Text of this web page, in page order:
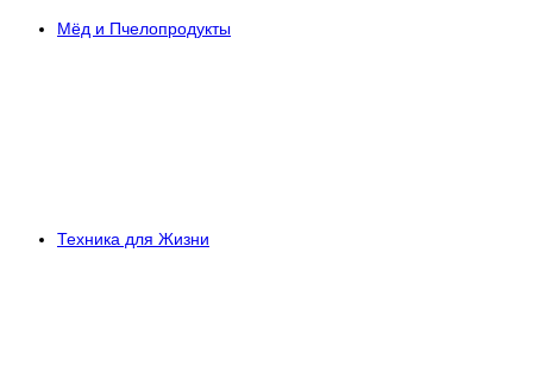
Мёд и Пчелопродукты
Техника для Жизни